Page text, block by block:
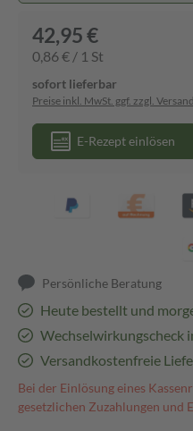
42,95 €
0,86 € / 1 St
sofort lieferbar
Preise inkl. MwSt. ggf. zzgl.
E-Rezept einlösen
Persönliche Beratung
Heute bestellt und
Wechselwirkungscheck
Versandkostenfreie
Bei der Einlösung eines
gesetzlichen Zuzahlungen und